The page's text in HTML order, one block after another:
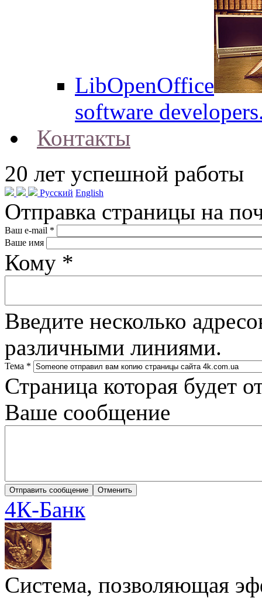
LibOpenOffice
software
Контакты
20 лет успешной работы
Русский English
Отправка страницы на
Ваш e-mail *
Ваше имя
Кому *
Введите несколько
различными линиями.
Тема *
Страница которая будет
Ваше сообщение
4К-Банк
Cистема, позволяющая